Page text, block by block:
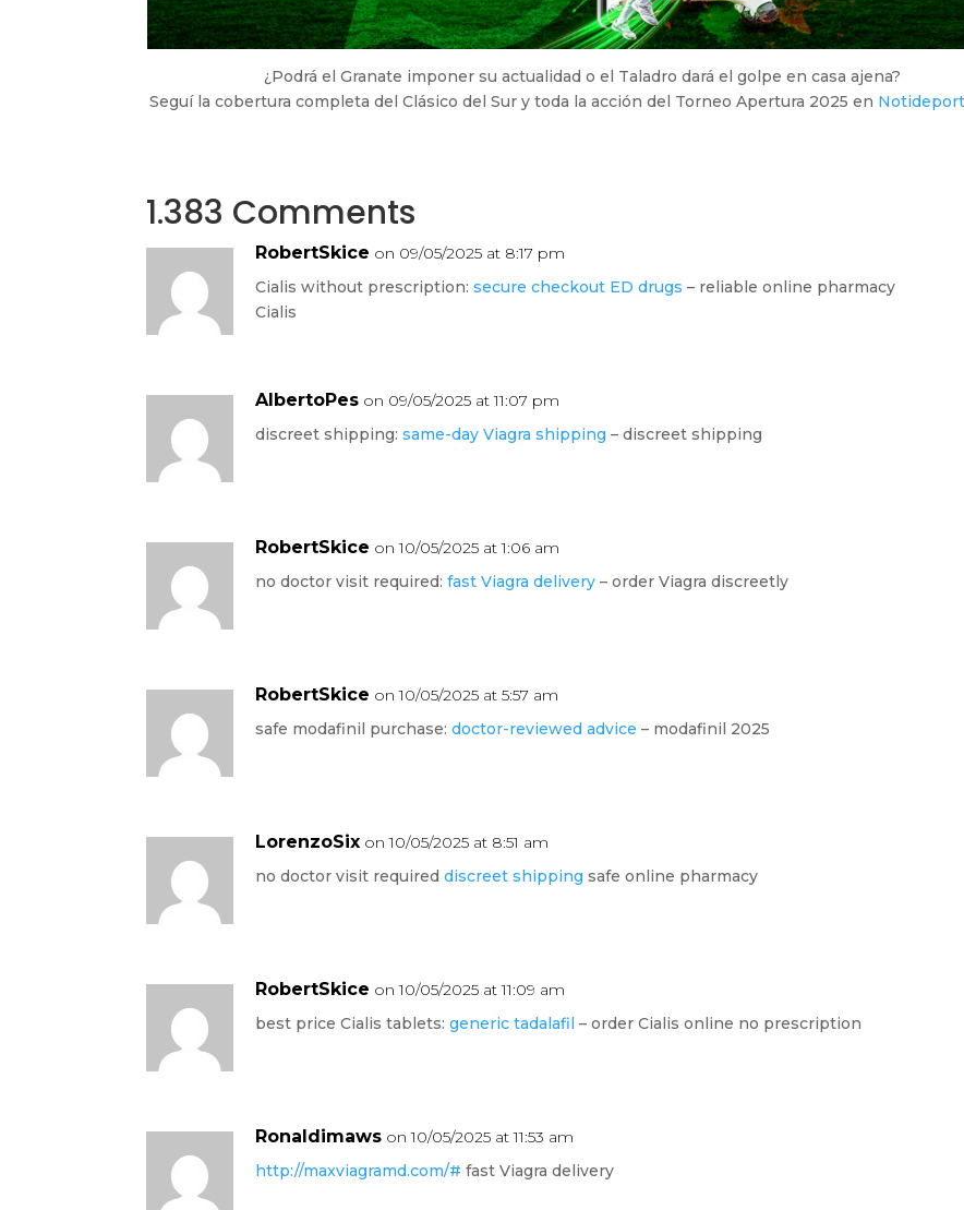
¿Podrá el Granate imponer su actualidad o el Taladro dará el golpe en casa ajena?
Seguí la cobertura completa del Clásico del Sur y toda la acción del Torneo Apertura 2025 en
1.383 Comments
RobertSkice on 09/05/2025 at 8:17 pm
Cialis without prescription:secure checkout ED drugs – reliable online pharmacy
Cialis
AlbertoPes on 09/05/2025 at 11:07 pm
discreet shipping:same-day Viagra shipping – discreet shipping
RobertSkice on 10/05/2025 at 1:06 am
no doctor visit required:fast Viagra delivery – order Viagra discreetly
RobertSkice on 10/05/2025 at 5:57 am
safe modafinil purchase:doctor-reviewed advice – modafinil 2025
LorenzoSix on 10/05/2025 at 8:51 am
no doctor visit requireddiscreet shipping safe online pharmacy
RobertSkice on 10/05/2025 at 11:09 am
best price Cialis tablets:generic tadalafil – order Cialis online no prescription
Ronaldimaws on 10/05/2025 at 11:53 am
http://maxviagramd.com/# fast Viagra delivery